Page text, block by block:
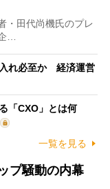
・田代尚機氏のプレ
…
れ必至か 経済運営
「CXO」とは何
一覧を見る
プ騒動の内幕